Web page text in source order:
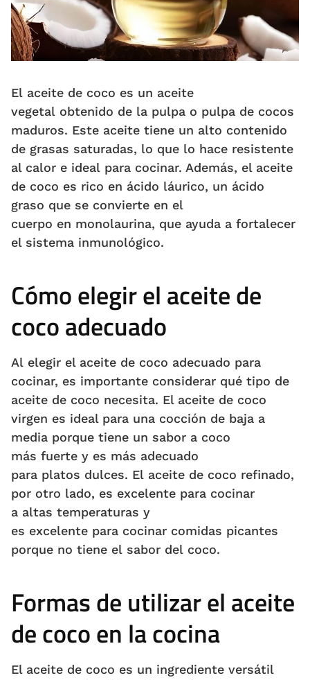
El aceite de coco es un aceite
vegetal obtenido de la pulpa o pulpa de cocos
maduros. Este aceite tiene un alto contenido
de grasas saturadas, lo que lo hace resistente
al calor e ideal para cocinar. Además, el aceite
de coco es rico en ácido láurico, un ácido
graso que se convierte en el
cuerpo en monolaurina, que ayuda a fortalecer
el sistema inmunológico.
Cómo elegir el aceite de
coco adecuado
Al elegir el aceite de coco adecuado para
cocinar, es importante considerar qué tipo de
aceite de coco necesita. El aceite de coco
virgen es ideal para una cocción de baja a
media porque tiene un sabor a coco
más fuerte y es más adecuado
para platos dulces. El aceite de coco refinado,
por otro lado, es excelente para cocinar
a altas temperaturas y
es excelente para cocinar comidas picantes
porque no tiene el sabor del coco.
Formas de utilizar el aceite
de coco en la cocina
El aceite de coco es un ingrediente versátil